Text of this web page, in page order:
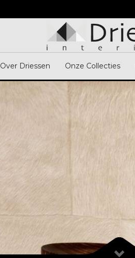
Over Driessen Onze Collecties